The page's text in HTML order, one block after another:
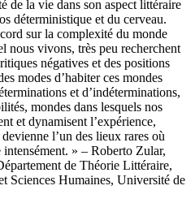
de la vie dans son aspect littéraire
déterministique et du cerveau.
sur la complexité du monde
nous vivons, très peu recherchent
négatives et des positions
modes d’habiter ces mondes
et d’indéterminations,
mondes dans lesquels nos
et dynamisent l’expérience,
l’un des lieux rares où
» – Roberto Zular,
de Théorie Littéraire,
Sciences Humaines, Université de